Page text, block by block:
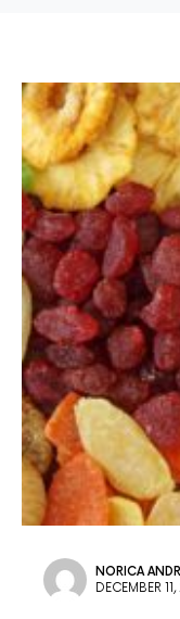
NORICA
DECEMBER